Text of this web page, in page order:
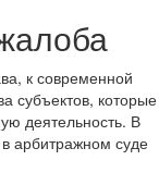
к современной
субъектов, которые
деятельность. В
арбитражном суде